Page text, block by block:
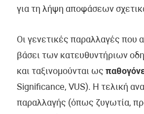
για τη λήψη αποφάσεων
Οι γενετικές παραλλαγές που
βάσει των κατευθυντήριων
και ταξινομούνται ως
Significance, VUS). Η τελική
παραλλαγής (όπως ζυγωτία,